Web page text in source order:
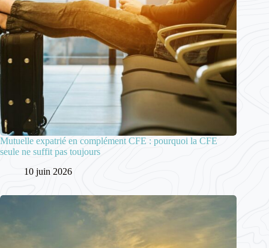
Mutuelle expatrié en complément CFE : pourquoi la CFE
seule ne suffit pas toujours
10 juin 2026